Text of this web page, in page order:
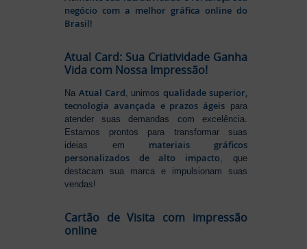
negócio com a melhor gráfica online do
Brasil!
Atual Card: Sua Criatividade Ganha
Vida com Nossa Impressão!
Na Atual Card, unimos qualidade superior,
tecnologia avançada e prazos ágeispara
atender suas demandas com excelência.
Estamos prontos para transformar suas
ideias em materiais gráficos
personalizados de alto impacto, que
destacam sua marca e impulsionam suas
vendas!
Cartão de Visita com impressão
online